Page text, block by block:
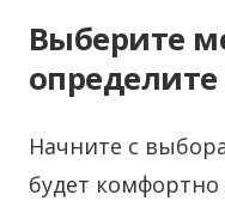
Выберите
Начните с
будет комфортно